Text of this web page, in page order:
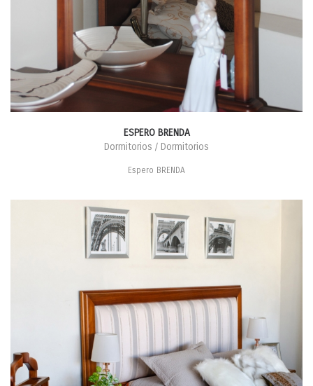
ESPERO BRENDA
Dormitorios / Dormitorios
Espero BRENDA